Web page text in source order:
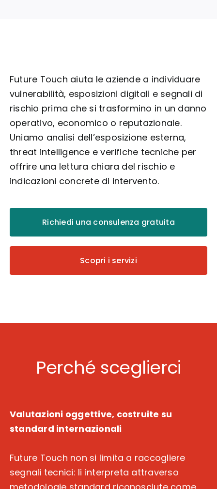
Future Touch aiuta le aziende a individuare
vulnerabilità, esposizioni digitali e segnali di
rischio prima che si trasformino in un danno
operativo, economico o reputazionale.
Uniamo analisi dell’esposizione esterna,
threat intelligence e verifiche tecniche per
offrire una lettura chiara del rischio e
indicazioni concrete di intervento.
Richiedi una consulenza gratuita
Scopri i servizi
Perché sceglierci
Valutazioni oggettive, costruite su
standard internazionali
Future Touch non si limita a raccogliere
segnali tecnici: li interpreta attraverso